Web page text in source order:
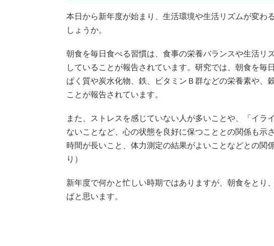
本日から新年度が始まり、生活環境や生活リズムが変わ
しょうか。
朝食を毎日食べる習慣は、食事の栄養バランスや生活リ
していることが報告されています。研究では、朝食を毎
ぱく質や炭水化物、鉄、ビタミンＢ群などの栄養素や、
ことが報告されています。
また、ストレスを感じていない人が多いことや、「イラ
ないことなど、心の状態を良好に保つこととの関係も示
時間が長いこと、体力測定の結果がよいことなどとの関
り）
新年度で何かと忙しい時期ではありますが、朝食をとり
ばと思います。